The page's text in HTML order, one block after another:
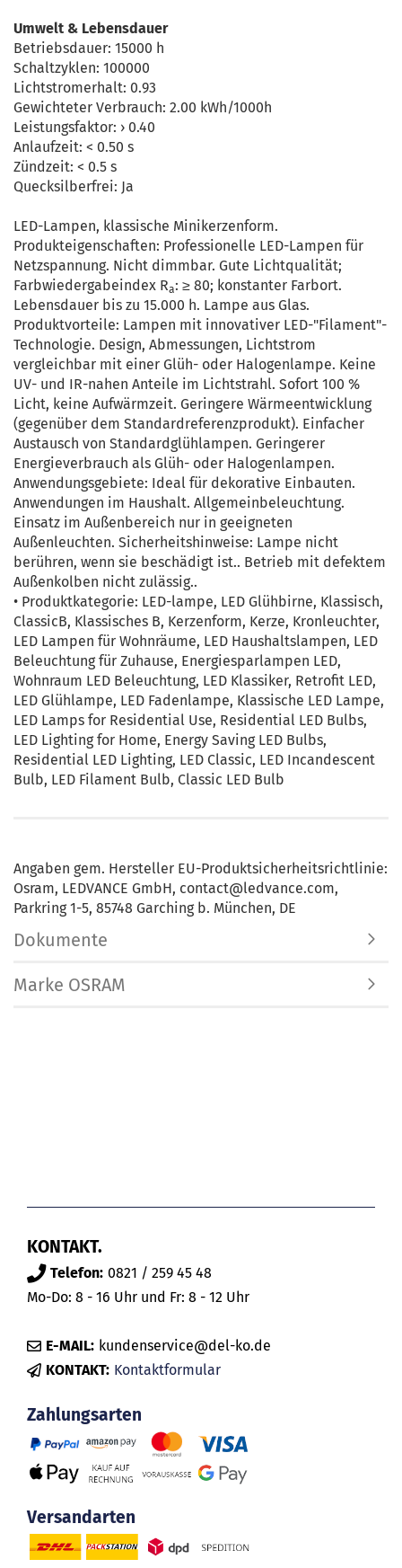
Umwelt & Lebensdauer
Betriebsdauer: 15000 h
Schaltzyklen: 100000
Lichtstromerhalt: 0.93
Gewichteter Verbrauch: 2.00 kWh/1000h
Leistungsfaktor: › 0.40
Anlaufzeit: < 0.50 s
Zündzeit: < 0.5 s
Quecksilberfrei: Ja
LED-Lampen, klassische Minikerzenform.
Produkteigenschaften: Professionelle LED-Lampen für
Netzspannung. Nicht dimmbar. Gute Lichtqualität;
Farbwiedergabeindex Ra: ≥ 80; konstanter Farbort.
Lebensdauer bis zu 15.000 h. Lampe aus Glas.
Produktvorteile: Lampen mit innovativer LED-"Filament"-
Technologie. Design, Abmessungen, Lichtstrom
vergleichbar mit einer Glüh- oder Halogenlampe. Keine
UV- und IR-nahen Anteile im Lichtstrahl. Sofort 100 %
Licht, keine Aufwärmzeit. Geringere Wärmeentwicklung
(gegenüber dem Standardreferenzprodukt). Einfacher
Austausch von Standardglühlampen. Geringerer
Energieverbrauch als Glüh- oder Halogenlampen.
Anwendungsgebiete: Ideal für dekorative Einbauten.
Anwendungen im Haushalt. Allgemeinbeleuchtung.
Einsatz im Außenbereich nur in geeigneten
Außenleuchten. Sicherheitshinweise: Lampe nicht
berühren, wenn sie beschädigt ist.. Betrieb mit defektem
Außenkolben nicht zulässig..
• Produktkategorie: LED-lampe, LED Glühbirne, Klassisch,
ClassicB, Klassisches B, Kerzenform, Kerze, Kronleuchter,
LED Lampen für Wohnräume, LED Haushaltslampen, LED
Beleuchtung für Zuhause, Energiesparlampen LED,
Wohnraum LED Beleuchtung, LED Klassiker, Retrofit LED,
LED Glühlampe, LED Fadenlampe, Klassische LED Lampe,
LED Lamps for Residential Use, Residential LED Bulbs,
LED Lighting for Home, Energy Saving LED Bulbs,
Residential LED Lighting, LED Classic, LED Incandescent
Bulb, LED Filament Bulb, Classic LED Bulb
Angaben gem. Hersteller EU-Produktsicherheitsrichtlinie:
Osram, LEDVANCE GmbH, contact@ledvance.com,
Parkring 1-5, 85748 Garching b. München, DE
Dokumente
Marke OSRAM
KONTAKT.
Telefon: 0821 / 259 45 48
Mo-Do: 8 - 16 Uhr und Fr: 8 - 12 Uhr
E-MAIL: kundenservice@del-ko.de
KONTAKT: Kontaktformular
Zahlungsarten
Versandarten